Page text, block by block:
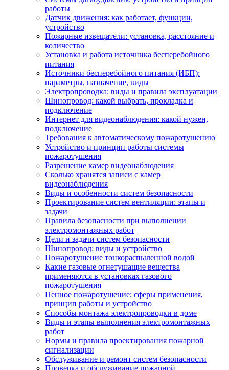
работы
Датчик движения: как работает, функции,
устройство
Пожарные извещатели: установка, расстояние и
количество
Установка и работа источника бесперебойного
питания
Источники бесперебойного питания (ИБП):
параметры, назначение, виды
Электропроводка: виды и правила эксплуатации
Шинопровод: какой выбрать, прокладка и
подключение
Интернет для видеонаблюдения: какой нужен,
подключение
Требования к автоматическому пожаротушению
Устройство и принцип работы системы
пожаротушения
Разрешение камер видеонаблюдения
Сколько хранятся записи с камер
видеонаблюдения
Виды и особенности систем безопасности
Проектирование систем вентиляции: этапы и
задачи
Правила безопасности при выполнении
электромонтажных работ
Цели и задачи систем безопасности
Шинопровод: виды и устройство
Пожаротушение тонкораспыленной водой
Какие газовые огнетушащие вещества
применяются в установках газового
пожаротушения
Пенное пожаротушение: сферы применения,
принцип работы и устройство
Способы монтажа электропроводки в доме
Виды и этапы выполнения электромонтажных
работ
Нормы и правила проектирования пожарной
сигнализации
Обслуживание и ремонт систем безопасности
Проверка и обслуживание пожарной